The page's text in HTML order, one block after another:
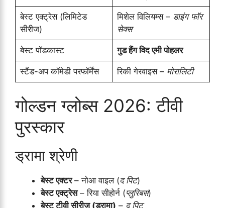
बेस्ट एक्ट्रेस (लिमिटेड
सीरीज)
मिशेल विलियम्स – डाइंग फॉर
सेक्स
बेस्ट पॉडकास्ट गुड हैंग विद एमी पोहलर
स्टैंड-अप कॉमेडी परफॉर्मेंस रिकी गेरवाइस – मोरालिटी
गोल्डन ग्लोब्स 2026: टीवी
पुरस्कार
ड्रामा श्रेणी
बेस्ट एक्टर– नोआ वाइल (द पिट)
बेस्ट एक्ट्रेस– रिया सीहोर्न (प्लुरिबस)
बेस्ट टीवी सीरीज़ (ड्रामा) – द पिट